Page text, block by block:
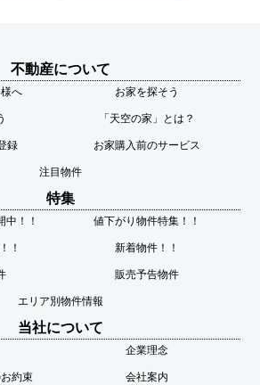
不動産について
へ お家を探そう
「天空の家」とは？
録 お家購入前のサービス
注目物件
特集
中！！ 値下がり物件特集！！
！ 新着物件！！
販売予告物件
エリア別物件情報
当社について
企業理念
約束 会社案内